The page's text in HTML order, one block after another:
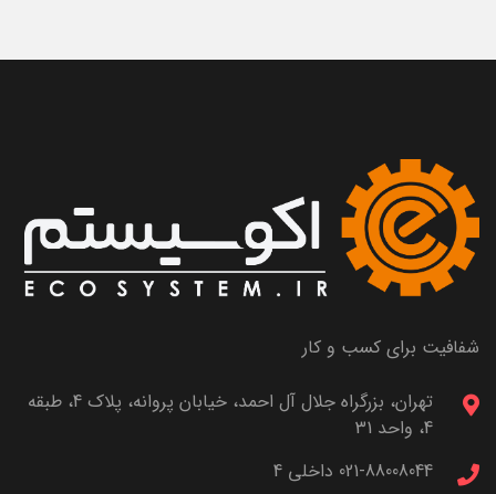
شفافیت برای کسب و کار
تهران، بزرگراه جلال آل احمد، خیابان پروانه، پلاک 4، طبقه
4، واحد 31
021-88008044 داخلی 4